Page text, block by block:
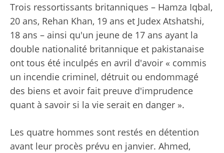
Trois ressortissants britanniques – Hamza Iqbal,
20 ans, Rehan Khan, 19 ans et Judex Atshatshi,
18 ans – ainsi qu'un jeune de 17 ans ayant la
double nationalité britannique et pakistanaise
ont tous été inculpés en avril d'avoir « commis
un incendie criminel, détruit ou endommagé
des biens et avoir fait preuve d'imprudence
quant à savoir si la vie serait en danger ».
Les quatre hommes sont restés en détention
avant leur procès prévu en janvier. Ahmed,